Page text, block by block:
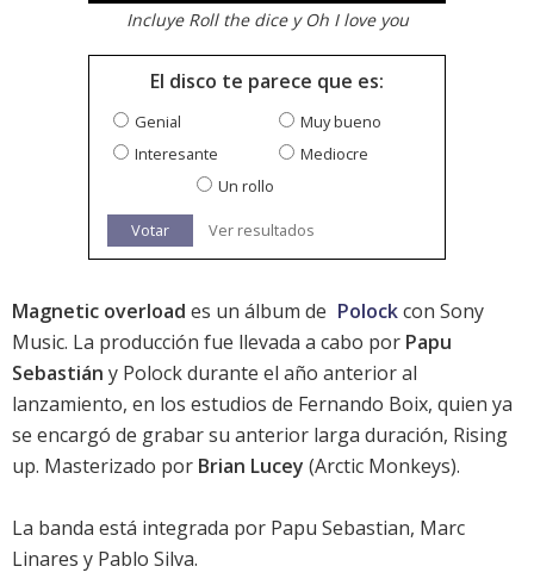
Incluye Roll the dice y Oh I love you
El disco te parece que es:
Genial
Muy bueno
Interesante
Mediocre
Un rollo
Votar Ver resultados
Magnetic overload es un álbum de Polockcon Sony
Music. La producción fue llevada a cabo por Papu
Sebastián y Polock durante el año anterior al
lanzamiento, en los estudios de Fernando Boix, quien ya
se encargó de grabar su anterior larga duración, Rising
up. Masterizado por Brian Lucey (Arctic Monkeys).
La banda está integrada por Papu Sebastian, Marc
Linares y Pablo Silva.